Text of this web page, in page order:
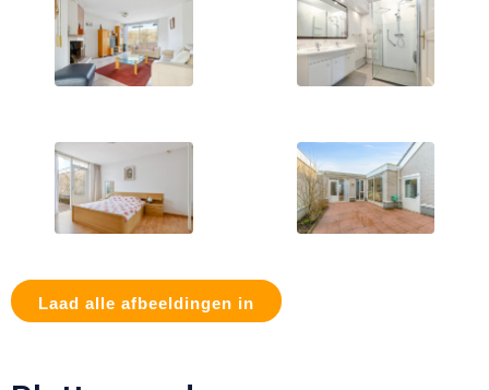
Laad alle afbeeldingen in